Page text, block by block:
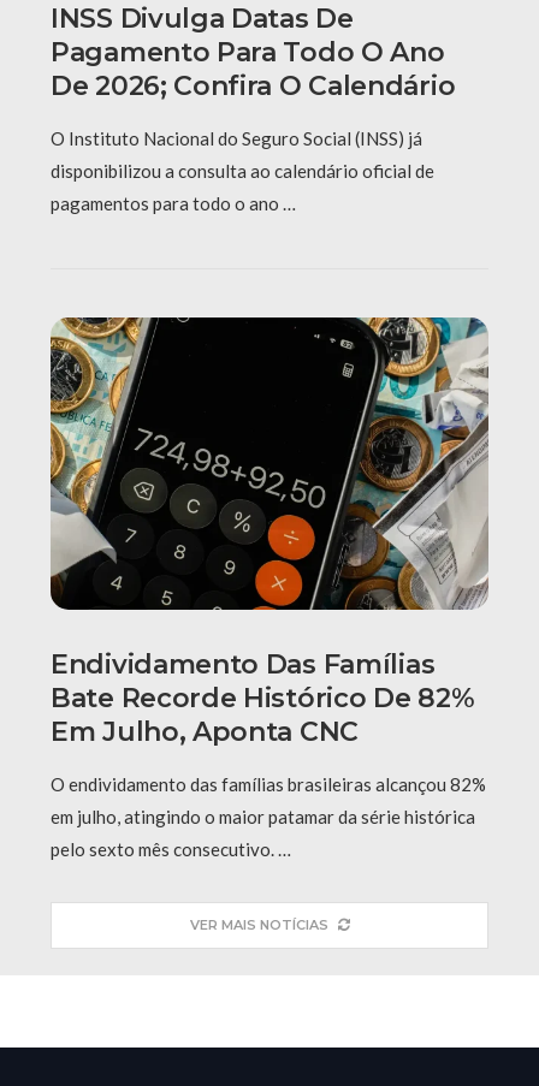
INSS Divulga Datas De
Pagamento Para Todo O Ano
De 2026; Confira O Calendário
O Instituto Nacional do Seguro Social (INSS) já
disponibilizou a consulta ao calendário oficial de
pagamentos para todo o ano …
Endividamento Das Famílias
Bate Recorde Histórico De 82%
Em Julho, Aponta CNC
O endividamento das famílias brasileiras alcançou 82%
em julho, atingindo o maior patamar da série histórica
pelo sexto mês consecutivo. …
VER MAIS NOTÍCIAS